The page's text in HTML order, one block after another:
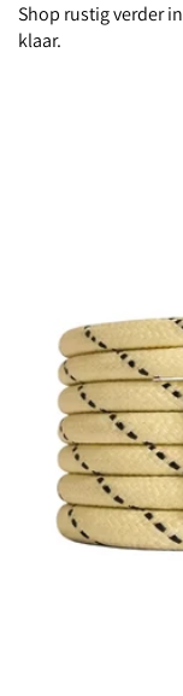
Shop rustig verder
klaar.